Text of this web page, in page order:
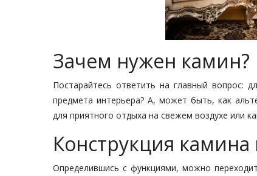
Зачем нужен камин?
Постарайтесь ответить на главный вопрос:
предмета интерьера? А, может быть, как
для приятного отдыха на свежем воздухе или
Конструкция
Определившись с функциями, можно